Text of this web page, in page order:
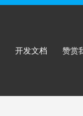
开发文档 赞赏